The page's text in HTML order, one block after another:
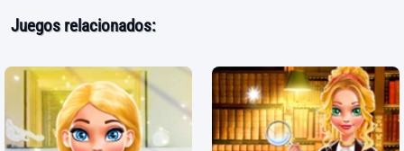
Juegos relacionados: